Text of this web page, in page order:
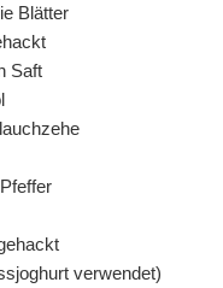
Blätter
Saft
verwendet)